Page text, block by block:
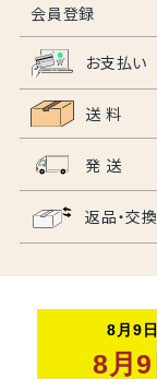
会員登録
お支払い
送 料
発 送
返品・交換